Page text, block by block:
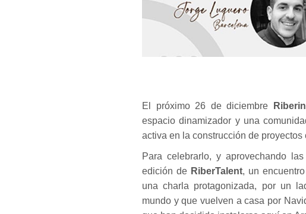
El próximo 26 de diciembre
espacio dinamizador y una
activa en la construcción de
Para celebrarlo, y aprovechando
edición deRiberTalent, un
una charla protagonizada, por un
mundo y que vuelven a casa por